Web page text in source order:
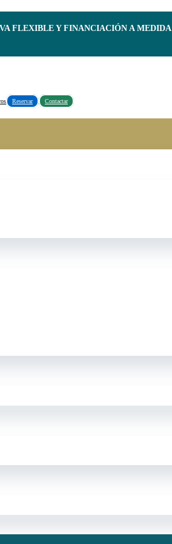
FLEXIBLE Y FINANCIACIÓN A MEDIDA
Reservar Contactar